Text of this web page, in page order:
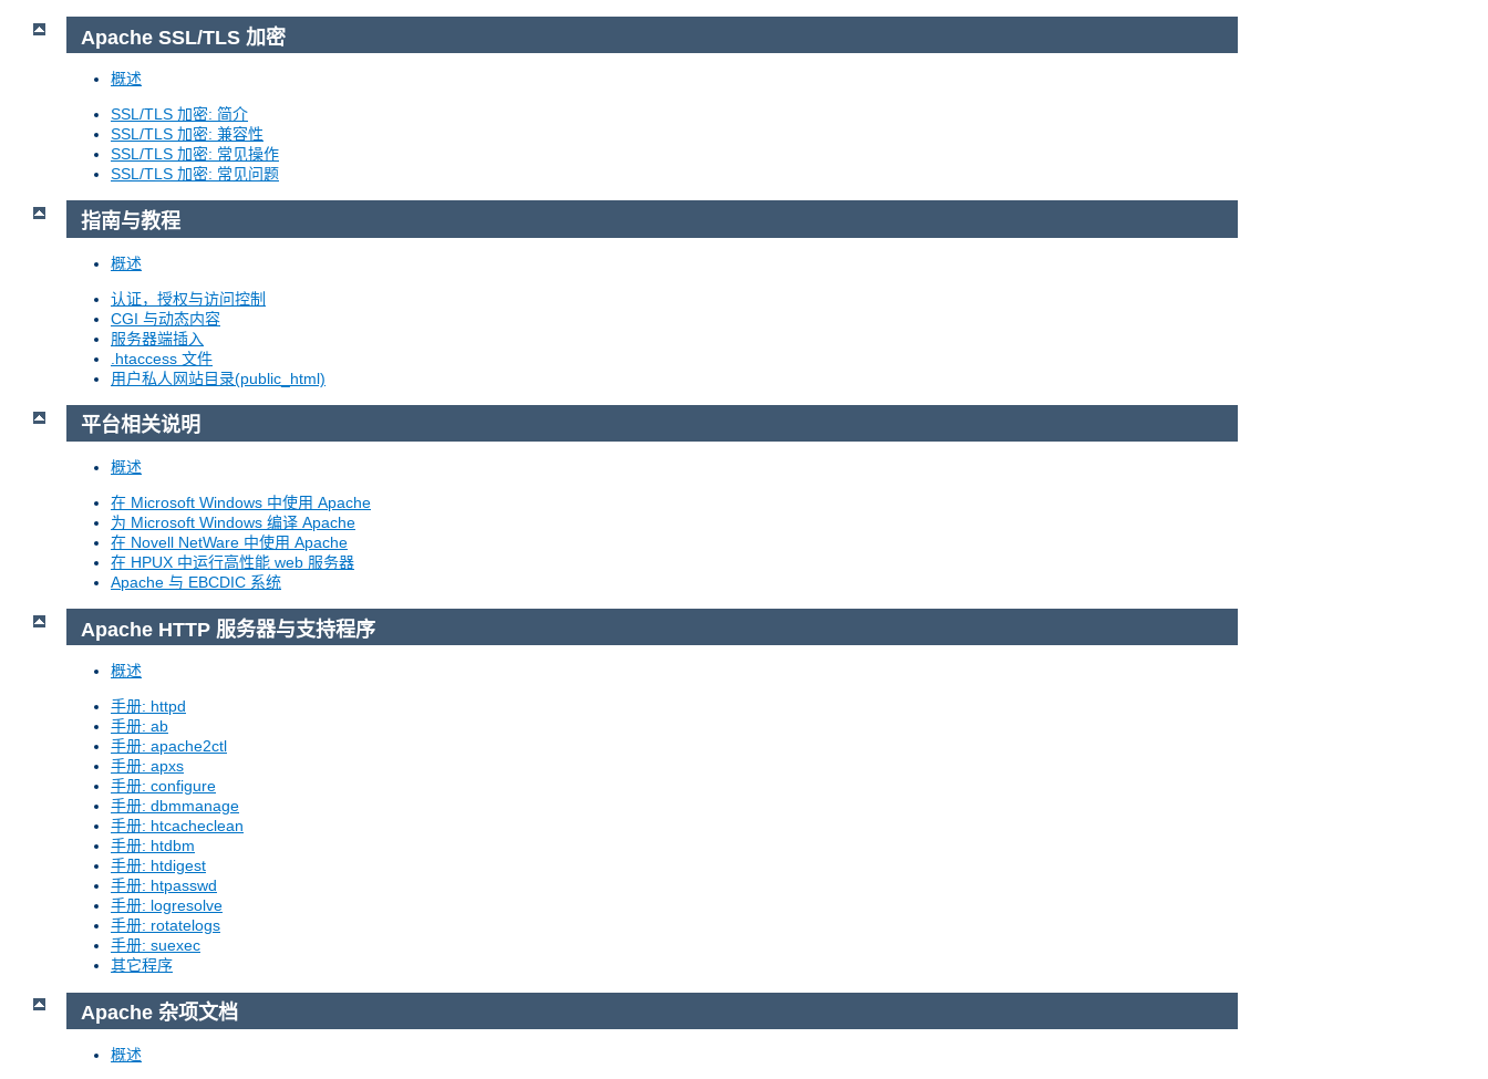
Apache SSL/TLS 加密
概述
SSL/TLS 加密: 简介
SSL/TLS 加密: 兼容性
SSL/TLS 加密: 常见操作
SSL/TLS 加密: 常见问题
指南与教程
概述
认证，授权与访问控制
CGI 与动态内容
服务器端插入
.htaccess 文件
用户私人网站目录(public_html)
平台相关说明
概述
在 Microsoft Windows 中使用 Apache
为 Microsoft Windows 编译 Apache
在 Novell NetWare 中使用 Apache
在 HPUX 中运行高性能 web 服务器
Apache 与 EBCDIC 系统
Apache HTTP 服务器与支持程序
概述
手册: httpd
手册: ab
手册: apache2ctl
手册: apxs
手册: configure
手册: dbmmanage
手册: htcacheclean
手册: htdbm
手册: htdigest
手册: htpasswd
手册: logresolve
手册: rotatelogs
手册: suexec
其它程序
Apache 杂项文档
概述